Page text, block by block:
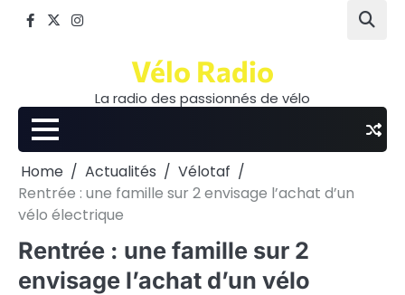
Facebook
TwitterInstagram
Vélo Radio
La radio des passionnés de vélo
Home Actualités
Vélotaf
Rentrée : une famille sur 2 envisage l’achat d’un
vélo électrique
Rentrée : une famille sur 2
envisage l’achat d’un vélo